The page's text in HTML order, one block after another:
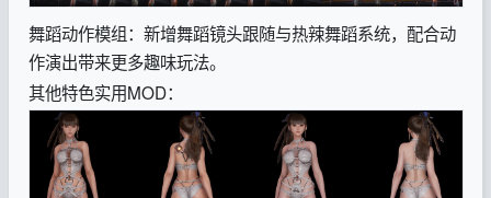
舞蹈动作模组：新增舞蹈镜头跟随与热辣舞蹈系统，配合动
作演出带来更多趣味玩法。
其他特色实用MOD：